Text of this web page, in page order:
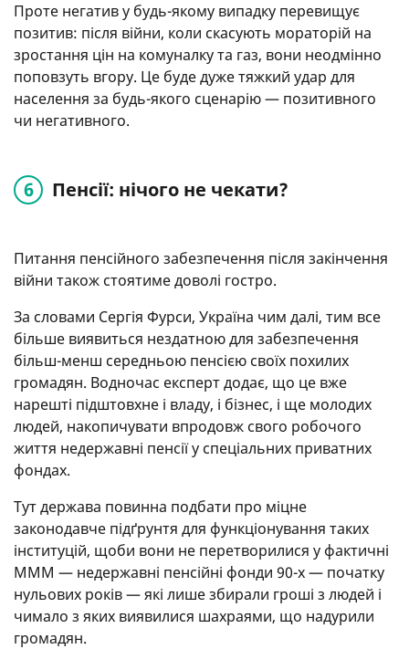
Проте негатив у будь-якому випадку перевищує
позитив: після війни, коли скасують мораторій на
зростання цін на комуналку та газ, вони неодмінно
поповзуть вгору. Це буде дуже тяжкий удар для
населення за будь-якого сценарію — позитивного
чи негативного.
Пенсії: нічого не чекати?
Питання пенсійного забезпечення після закінчення
війни також стоятиме доволі гостро.
За словами Сергія Фурси, Україна чим далі, тим все
більше виявиться нездатною для забезпечення
більш-менш середньою пенсією своїх похилих
громадян. Водночас експерт додає, що це вже
нарешті підштовхне і владу, і бізнес, і ще молодих
людей, накопичувати впродовж свого робочого
життя недержавні пенсії у спеціальних приватних
фондах.
Тут держава повинна подбати про міцне
законодавче підґрунтя для функціонування таких
інституцій, щоби вони не перетворилися у фактичні
МММ — недержавні пенсійні фонди 90-х — початку
нульових років — які лише збирали гроші з людей і
чимало з яких виявилися шахраями, що надурили
громадян.